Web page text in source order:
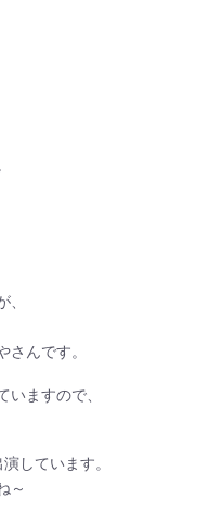
、
さんです。
いますので、
しています。
～